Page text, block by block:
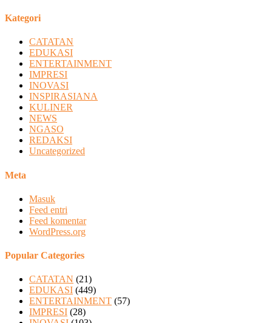
Kategori
CATATAN
EDUKASI
ENTERTAINMENT
IMPRESI
INOVASI
INSPIRASIANA
KULINER
NEWS
NGASO
REDAKSI
Uncategorized
Meta
Masuk
Feed entri
Feed komentar
WordPress.org
Popular Categories
CATATAN (21)
EDUKASI (449)
ENTERTAINMENT (57)
IMPRESI (28)